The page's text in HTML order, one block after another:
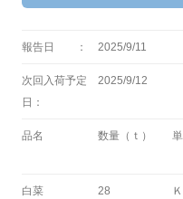
報告日 ： 2025/9/11
次回入荷予定
日：
2025/9/12
品名 数量（ｔ）
白菜 28 Ｋ